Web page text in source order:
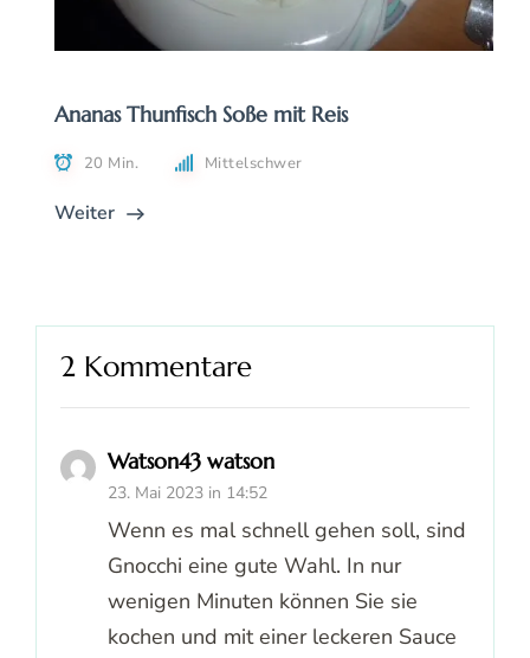
Ananas Thunfisch Soße mit Reis
20 Min. Mittelschwer
Weiter
2 Kommentare
Watson43 watson
23. Mai 2023 in 14:52
Wenn es mal schnell gehen soll, sind
Gnocchi eine gute Wahl. In nur
wenigen Minuten können Sie sie
kochen und mit einer leckeren Sauce